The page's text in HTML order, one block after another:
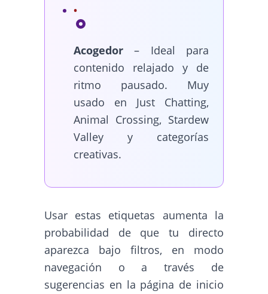
Acogedor– Ideal para
contenido relajado y de
ritmo pausado. Muy
usado en Just Chatting,
Animal Crossing, Stardew
Valley y categorías
creativas.
Usar estas etiquetas aumenta la
probabilidad de que tu directo
aparezca bajo filtros, en modo
navegación o a través de
sugerencias en la página de inicio